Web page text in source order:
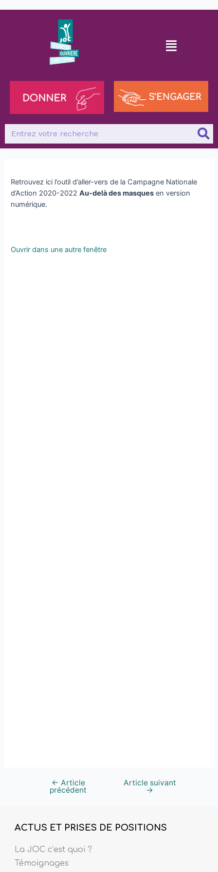
Retrouvez ici l’outil d’aller-vers de la Campagne Nationale
d’Action 2020-2022Au-delà des masques en version
numérique.
Ouvrir dans une autre fenêtre
← Article
précédent
Article suivant
→
ACTUS ET PRISES DE POSITIONS
La JOC c’est quoi ?
Témoignages